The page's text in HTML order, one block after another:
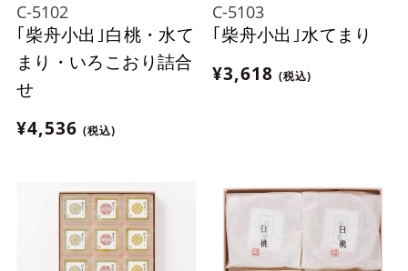
C-5102
｢柴舟小出｣白桃・水て
まり・いろこおり詰合
せ
¥4,536 (税込)
C-5103
｢柴舟小出｣水てまり
¥3,618 (税込)